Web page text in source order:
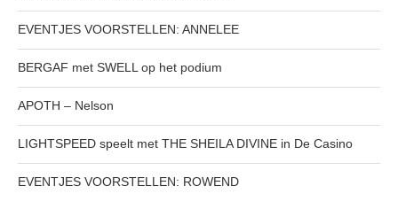
EVENTJES VOORSTELLEN: ANNELEE
BERGAF met SWELL op het podium
APOTH – Nelson
LIGHTSPEED speelt met THE SHEILA DIVINE in De Casino
EVENTJES VOORSTELLEN: ROWEND